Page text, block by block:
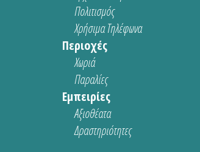
Πολιτισμός
Χρήσιμα Τηλέφωνα
Περιοχές
Χωριά
Παραλίες
Εμπειρίες
Αξιοθέατα
Δραστηριότητες